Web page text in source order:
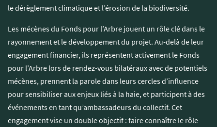
le dérèglement climatique et l’érosion de la biodiversité.
Les mécènes du Fonds pour l’Arbre jouent un rôle clé dans le
rayonnement et le développement du projet. Au-delà de leur
engagement financier, ils représentent activement le Fonds
pour l’Arbre lors de rendez-vous bilatéraux avec de potentiels
mécènes, prennent la parole dans leurs cercles d’influence
pour sensibiliser aux enjeux liés à la haie, et participent à des
événements en tant qu’ambassadeurs du collectif. Cet
engagement vise un double objectif : faire connaître le rôle